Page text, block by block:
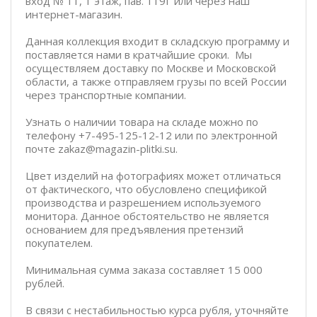
интернет-магазин.
Данная коллекция входит в складскую программу и
поставляется нами в кратчайшие сроки. Мы
осуществляем доставку по Москве и Московской
области, а также отправляем грузы по всей России
через транспортные компании.
Узнать о наличии товара на складе можно по
телефону +7-495-125-12-12 или по электронной
почте zakaz@magazin-plitki.su.
Цвет изделий на фотографиях может отличаться
от фактического, что обусловлено спецификой
производства и разрешением используемого
монитора. Данное обстоятельство не является
основанием для предъявления претензий
покупателем.
Минимальная сумма заказа составляет 15 000
рублей.
В связи с нестабильностью курса рубля, уточняйте